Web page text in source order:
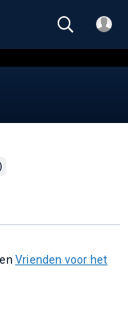
enVrienden voor het